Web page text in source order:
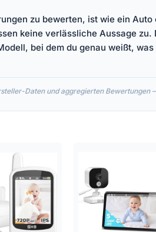
zu bewerten, ist wie ein
keine verlässliche Aussage
bei dem du genau weißt,
Daten und aggregierten Bewertungen